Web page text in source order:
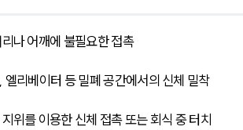
나 어깨에 불필요한 접촉
엘리베이터 등 밀폐 공간에서의 신체 밀착
위를 이용한 신체 접촉 또는 회식 중 터치